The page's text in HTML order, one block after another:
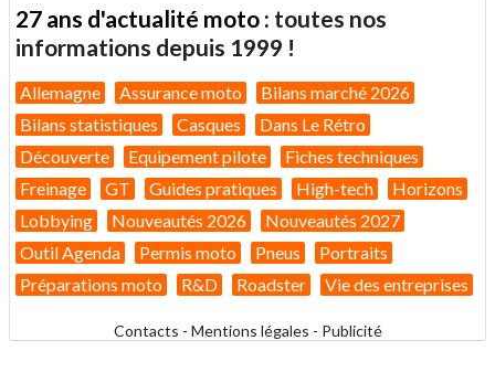
27 ans d'actualité moto : toutes nos
informations depuis 1999 !
Allemagne Assurance moto
Bilans marché 2026
Bilans statistiques
Casques
Dans Le Rétro
Découverte
Equipement pilote
Fiches techniques
Freinage
GT Guides pratiques High-tech
Horizons
Lobbying
Nouveautés 2026
Nouveautés 2027
Outil Agenda
Permis moto Pneus
Portraits
Préparations moto
R&D Roadster Vie des entreprises
Contacts - Mentions légales - Publicité